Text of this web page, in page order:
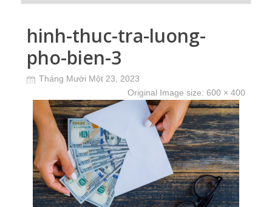
hinh-thuc-tra-luong-
pho-bien-3
Tháng Mười Một 23, 2023
Original Image size: 600 × 400